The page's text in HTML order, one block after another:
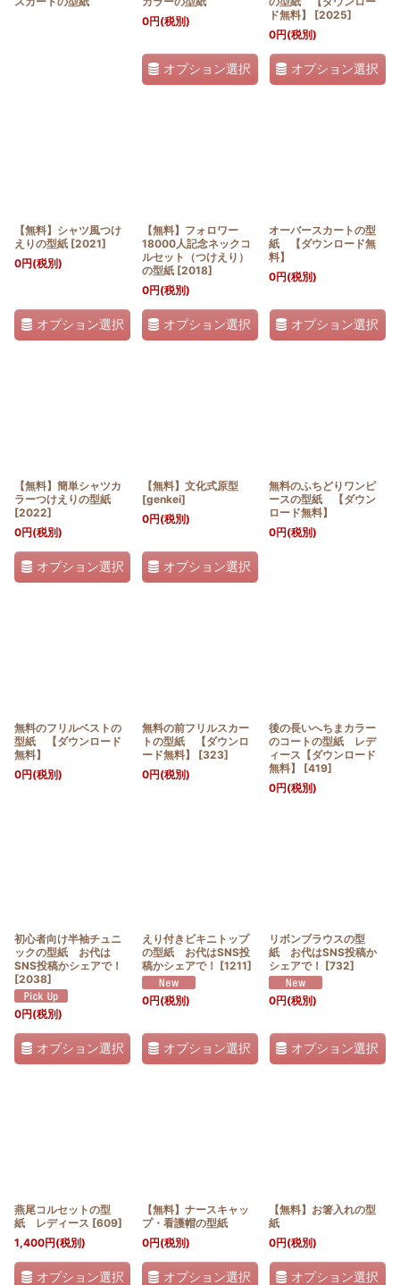
0円(税別)
オプション選択
ド無料】
[2025]
0円(税別)
オプション選択
【無料】シャツ風つけ
えりの型紙 [2021]
0円(税別)
オプション選択
【無料】フォロワー
18000人記念ネックコ
ルセット（つけえり）
の型紙 [2018]
0円(税別)
オプション選択
オーバースカートの型
紙 【ダウンロード無
料】
0円(税別)
オプション選択
【無料】簡単シャツカ
ラーつけえりの型紙
[2022]
0円(税別)
オプション選択
【無料】文化式原型
[genkei]
0円(税別)
オプション選択
無料のふちどりワンピ
ースの型紙 【ダウン
ロード無料】
0円(税別)
無料のフリルベストの
型紙 【ダウンロード
無料】
0円(税別)
無料の前フリルスカー
トの型紙 【ダウンロ
ード無料】
[323]
0円(税別)
後の長いへちまカラー
のコートの型紙 レデ
ィース【ダウンロード
無料】
[419]
0円(税別)
初心者向け半袖チュニ
ックの型紙 お代は
SNS投稿かシェアで！
[2038]
0円(税別)
オプション選択
えり付きビキニトップ
の型紙 お代はSNS投
稿かシェアで！ [1211]
0円(税別)
オプション選択
リボンブラウスの型
紙 お代はSNS投稿か
シェアで！ [732]
0円(税別)
オプション選択
燕尾コルセットの型
紙 レディース [609]
1,400円(税別)
オプション選択
【無料】ナースキャッ
プ・看護帽の型紙
0円(税別)
オプション選択
【無料】お箸入れの型
紙
0円(税別)
オプション選択